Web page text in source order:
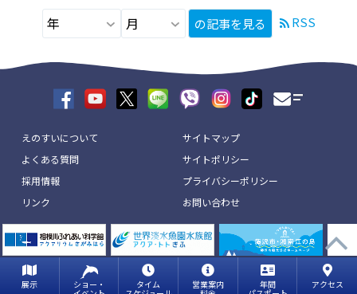
展示 ショー・ タイム 営業案内 年間 アクセス
の記事を見る RSS
えのすいについて
よくある質問
採用情報
リンク
サイトマップ
サイトポリシー
プライバシーポリシー
お問い合わせ
copyright © ENOSHIMA AQUARIUM All Rights Reserved.